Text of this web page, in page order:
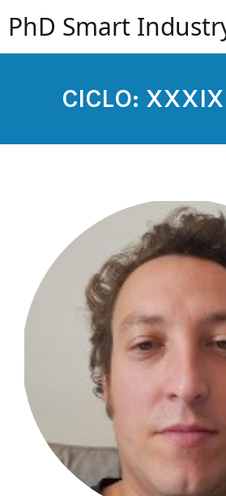
PhD Smart
CICLO: XXXIX